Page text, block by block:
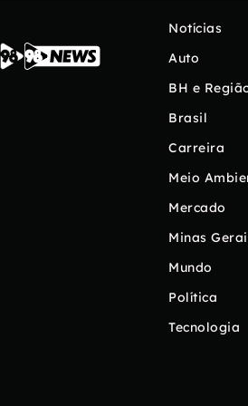
Notícias
Auto
BH e
Brasil
Carreira
Meio
Mercado
Minas
Mundo
Política
Tecnologia